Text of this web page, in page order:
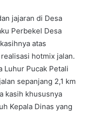
jajaran di Desa
Perbekel Desa
atas
hotmix jalan.
Luhur Pucak Petali
sepanjang 2,1 km
kasih khususnya
Kepala Dinas yang